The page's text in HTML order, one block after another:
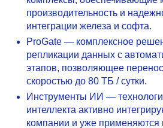
производительность и
интеграции железа и софта.
ProGate — комплексное
репликации данных с
этапов, позволяющее
скоростью до 80 ТБ / сутки.
Инструменты ИИ —
интеллекта активно
компании и уже применяются